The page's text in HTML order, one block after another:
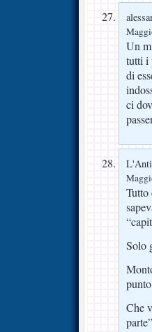
Un
tutti i
di
ci
Solo
Che